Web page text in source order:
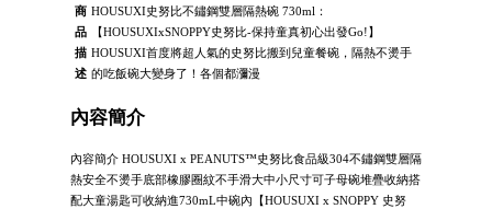
商
品
描
述
HOUSUXI史努比不鏽鋼雙層隔熱碗 730ml：
【HOUSUXIxSNOPPY史努比-保持童真初心出發Go!】
HOUSUXI首度將超人氣的史努比搬到兒童餐碗，隔熱不燙手
的吃飯碗大變身了！各個都瀰漫
內容簡介
內容簡介 HOUSUXI x PEANUTS™史努比食品級304不鏽鋼雙層隔
熱安全不燙手底部橡膠圈紋不手滑大中小尺寸可子母碗堆疊收納搭
配大童湯匙可收納進730mL中碗內【HOUSUXI x SNOPPY 史努